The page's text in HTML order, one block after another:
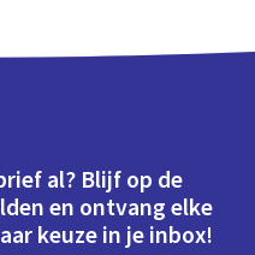
al? Blijf op de
en ontvang elke
keuze in je inbox!